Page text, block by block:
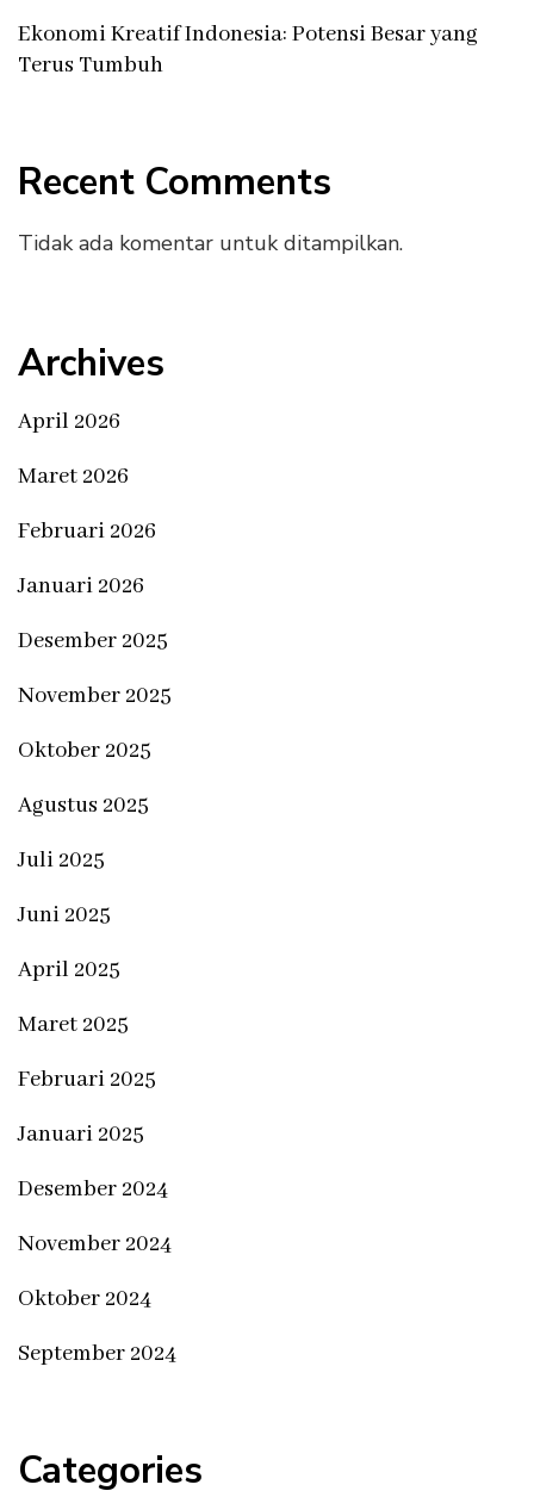
Ekonomi Kreatif Indonesia: Potensi Besar yang
Terus Tumbuh
Recent Comments
Tidak ada komentar untuk ditampilkan.
Archives
April 2026
Maret 2026
Februari 2026
Januari 2026
Desember 2025
November 2025
Oktober 2025
Agustus 2025
Juli 2025
Juni 2025
April 2025
Maret 2025
Februari 2025
Januari 2025
Desember 2024
November 2024
Oktober 2024
September 2024
Categories